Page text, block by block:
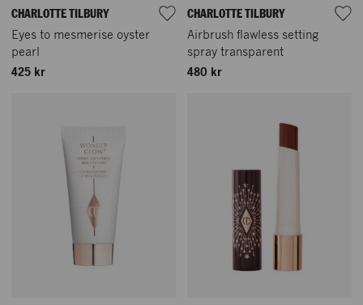
CHARLOTTE TILBURY
Eyes to mesmerise oyster
pearl
425 kr
CHARLOTTE TILBURY
Airbrush flawless setting
spray transparent
480 kr